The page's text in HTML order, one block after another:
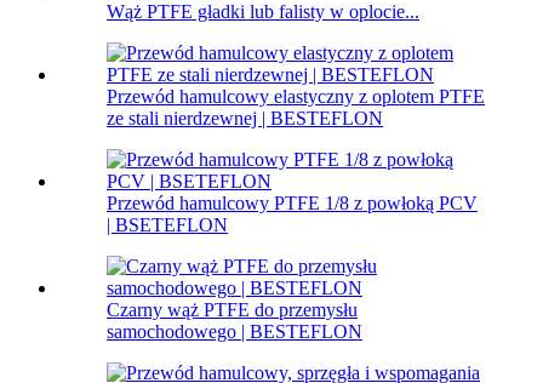
Wąż PTFE gładki lub falisty w oplocie...
Przewód hamulcowy elastyczny z oplotem PTFE
ze stali nierdzewnej | BESTEFLON
Przewód hamulcowy PTFE 1/8 z powłoką PCV
| BSETEFLON
Czarny wąż PTFE do przemysłu
samochodowego | BESTEFLON